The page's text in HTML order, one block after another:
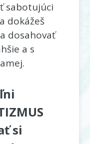
sabotujúci
dokážeš
dosahovať
a s
si